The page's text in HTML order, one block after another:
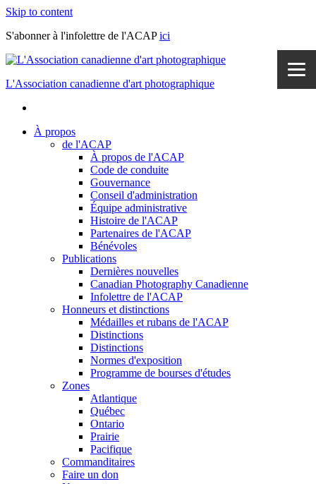
Skip to content
S'abonner à l'infolettre de l'ACAPici
L'Association canadienne d'art photographique
À propos
de l'ACAP
À propos de l'ACAP
Code de conduite
Gouvernance
Conseil d'administration
Équipe administrative
Histoire de l'ACAP
Partenaires de l'ACAP
Bénévoles
Publications
Dernières nouvelles
Canadian Photography Canadienne
Infolettre de l'ACAP
Honneurs et distinctions
Médailles et rubans de l'ACAP
Distinctions
Distinctions
Normes d'exposition
Programme de bourses d'études
Zones
Atlantique
Québec
Ontario
Prairie
Pacifique
Commanditaires
Faire un don